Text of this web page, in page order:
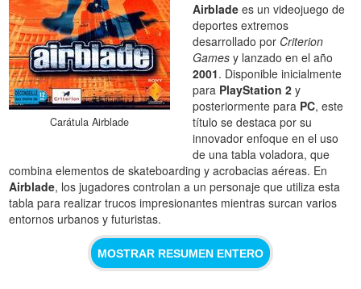
Carátula Airblade
Airblade es un videojuego de
deportes extremos
desarrollado por Criterion
Games y lanzado en el año
2001. Disponible inicialmente
para PlayStation 2 y
posteriormente para PC, este
título se destaca por su
innovador enfoque en el uso
de una tabla voladora, que
combina elementos de skateboarding y acrobacias aéreas. En
Airblade, los jugadores controlan a un personaje que utiliza esta
tabla para realizar trucos impresionantes mientras surcan varios
entornos urbanos y futuristas.
MOSTRAR RESUMEN ENTERO